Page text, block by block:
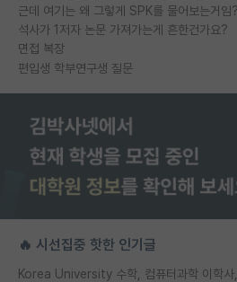
근데 여기는 왜 그렇게 SPK를 물어보는거임?
석사가 1저자 논문 가져가는게 흔한건가요?
면접 복장
편입생 학부연구생 질문
🔥 시선집중 핫한 인기글